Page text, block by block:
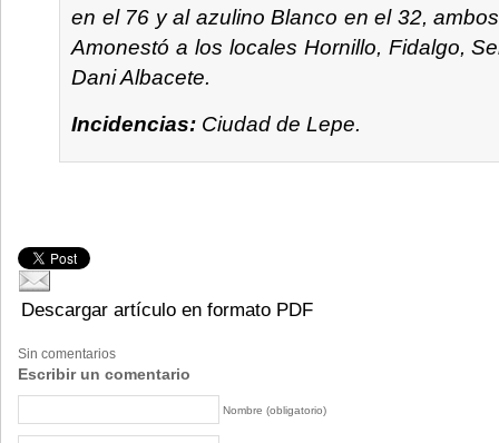
en el 76 y al azulino Blanco en el 32,
Amonestó a los locales Hornillo, Fidalgo,
Dani Albacete.
Incidencias: Ciudad de Lepe.
Descargar artículo en formato PDF
Sin comentarios
Escribir un comentario
Nombre (obligatorio)